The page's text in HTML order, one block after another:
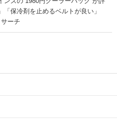
保冷剤を止めるベルトが良い」
ーチ